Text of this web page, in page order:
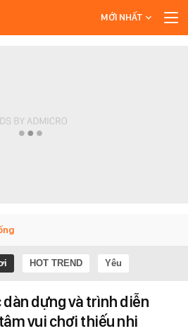
MỚI NHẤT
HOT TREND Yêu
dựng và trình diễn
vui chơi thiếu nhi